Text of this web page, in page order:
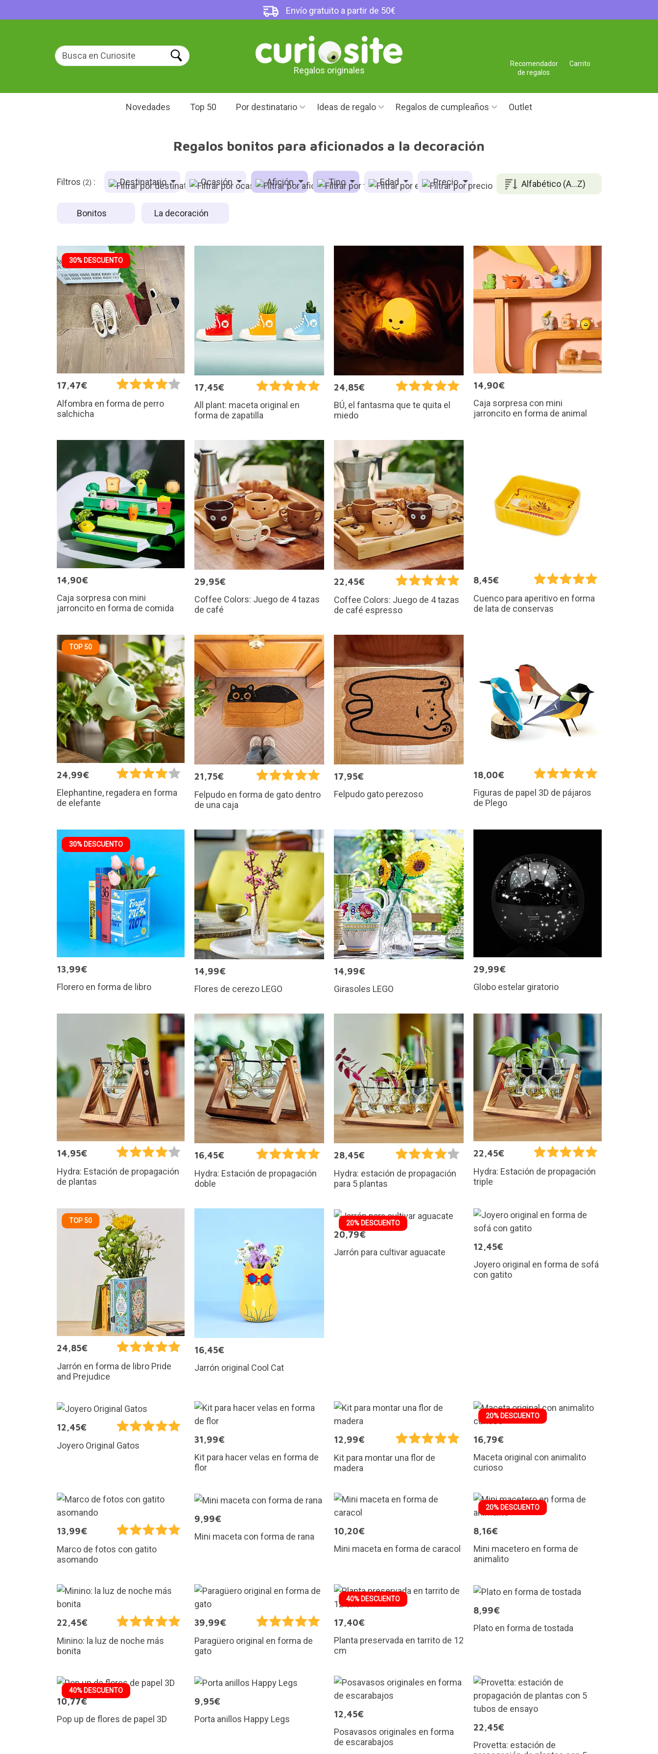
Envío gratuito a partir de 50€
Regalos originales
Carrito
Recomendador
de regalos
Novedades Top 50 Por destinatario Ideas de regalo Regalos de cumpleaños Outlet
Regalos bonitos para aficionados a la decoración
Alfabético (A...Z)
Filtros (2) : Destinatario Ocasión Afición Tipo Edad Precio
Bonitos La decoración
30% DESCUENTO
17,47€
Alfombra en forma de perro
salchicha
17,45€
All plant: maceta original en
forma de zapatilla
24,85€
BÚ, el fantasma que te quita el
miedo
14,90€
Caja sorpresa con mini
jarroncito en forma de animal
14,90€
Caja sorpresa con mini
jarroncito en forma de comida
29,95€
Coffee Colors: Juego de 4 tazas
de café
22,45€
Coffee Colors: Juego de 4 tazas
de café espresso
8,45€
Cuenco para aperitivo en forma
de lata de conservas
TOP 50
24,99€
Elephantine, regadera en forma
de elefante
21,75€
Felpudo en forma de gato dentro
de una caja
17,95€
Felpudo gato perezoso
18,00€
Figuras de papel 3D de pájaros
de Plego
30% DESCUENTO
13,99€
Florero en forma de libro
14,99€
Flores de cerezo LEGO
14,99€
Girasoles LEGO
29,99€
Globo estelar giratorio
14,95€
Hydra: Estación de propagación
de plantas
16,45€
Hydra: Estación de propagación
doble
28,45€
Hydra: estación de propagación
para 5 plantas
22,45€
Hydra: Estación de propagación
triple
TOP 50
24,85€
Jarrón en forma de libro Pride
and Prejudice
16,45€
Jarrón original Cool Cat
20% DESCUENTO
20,79€
Jarrón para cultivar aguacate
12,45€
Joyero original en forma de sofá
con gatito
12,45€
Joyero Original Gatos
31,99€
Kit para hacer velas en forma de
flor
12,99€
Kit para montar una flor de
madera
20% DESCUENTO
16,79€
Maceta original con animalito
curioso
13,99€
Marco de fotos con gatito
asomando
9,99€
Mini maceta con forma de rana
10,20€
Mini maceta en forma de caracol
20% DESCUENTO
8,16€
Mini macetero en forma de
animalito
22,45€
Minino: la luz de noche más
bonita
39,99€
Paragüero original en forma de
gato
40% DESCUENTO
17,40€
Planta preservada en tarrito de 12
cm
8,99€
Plato en forma de tostada
40% DESCUENTO
10,77€
Pop up de flores de papel 3D
9,95€
Porta anillos Happy Legs
12,45€
Posavasos originales en forma
de escarabajos
22,45€
Provetta: estación de